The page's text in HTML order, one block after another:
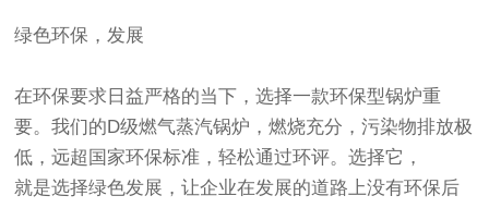
绿色环保，发展
在环保要求日益严格的当下，选择一款环保型锅炉重
要。我们的D级燃气蒸汽锅炉，燃烧充分，污染物排放极
低，远超国家环保标准，轻松通过环评。选择它，
就是选择绿色发展，让企业在发展的道路上没有环保后